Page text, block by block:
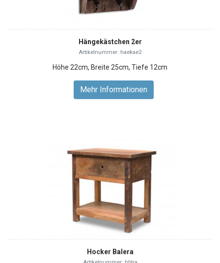
Hängekästchen 2er
Artikelnummer: haekae2
Höhe 22cm, Breite 25cm, Tiefe 12cm
Mehr Informationen
Hocker Balera